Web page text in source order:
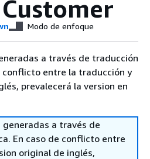
Modo de enfoque
a través de traducción
conflicto entre la traducción y
prevalecerá la version en
a través de
En caso de conflicto entre
original de inglés,